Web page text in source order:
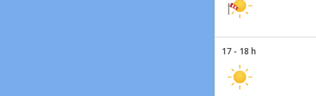
17 - 18 h